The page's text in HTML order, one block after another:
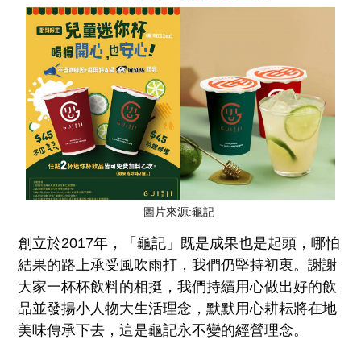
圖片來源:龜記
創立於2017年，「龜記」既是成果也是起頭，哪怕
結果的路上承受風吹雨打，我們仍堅持初衷。謝謝
大家一杯杯飲料的相挺，我們持續用心做出好的飲
品並發揚小人物大生活理念，默默用心耕耘將在地
美味傳承下去，這是龜記永不變的經營理念。